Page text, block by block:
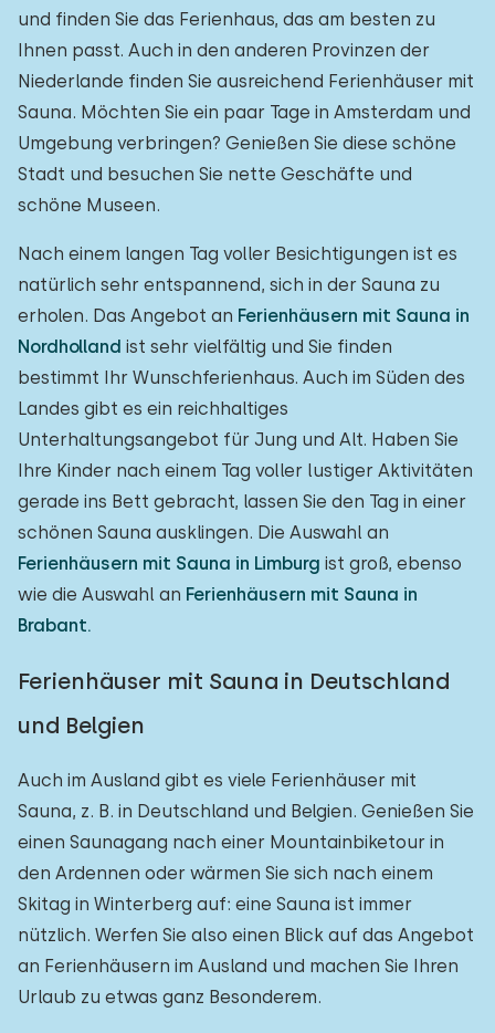
und finden Sie das Ferienhaus, das am besten zu
Ihnen passt. Auch in den anderen Provinzen der
Niederlande finden Sie ausreichend Ferienhäuser mit
Sauna. Möchten Sie ein paar Tage in Amsterdam und
Umgebung verbringen? Genießen Sie diese schöne
Stadt und besuchen Sie nette Geschäfte und
schöne Museen.
Nach einem langen Tag voller Besichtigungen ist es
natürlich sehr entspannend, sich in der Sauna zu
erholen. Das Angebot an Ferienhäusern mit Sauna in
Nordholland ist sehr vielfältig und Sie finden
bestimmt Ihr Wunschferienhaus. Auch im Süden des
Landes gibt es ein reichhaltiges
Unterhaltungsangebot für Jung und Alt. Haben Sie
Ihre Kinder nach einem Tag voller lustiger Aktivitäten
gerade ins Bett gebracht, lassen Sie den Tag in einer
schönen Sauna ausklingen. Die Auswahl an
Ferienhäusern mit Sauna in Limburg ist groß, ebenso
wie die Auswahl an Ferienhäusern mit Sauna in
Brabant.
Ferienhäuser mit Sauna in Deutschland
und Belgien
Auch im Ausland gibt es viele Ferienhäuser mit
Sauna, z. B. in Deutschland und Belgien. Genießen Sie
einen Saunagang nach einer Mountainbiketour in
den Ardennen oder wärmen Sie sich nach einem
Skitag in Winterberg auf: eine Sauna ist immer
nützlich. Werfen Sie also einen Blick auf das Angebot
an Ferienhäusern im Ausland und machen Sie Ihren
Urlaub zu etwas ganz Besonderem.